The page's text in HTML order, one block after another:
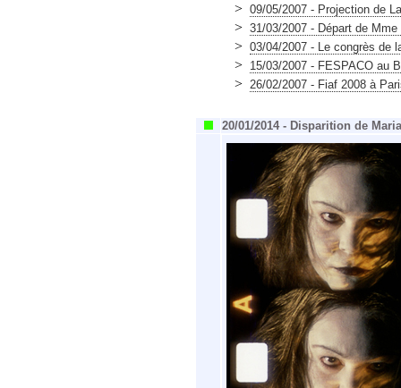
> 09/05/2007 - Projection de
> 31/03/2007 - Départ de
> 03/04/2007 - Le congrès de
> 15/03/2007 - FESPACO au
> 26/02/2007 - Fiaf 2008 à
20/01/2014 - Disparition de